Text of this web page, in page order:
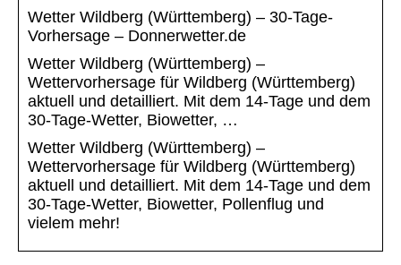
Wetter Wildberg (Württemberg) – 30-Tage-
Vorhersage – Donnerwetter.de
Wetter Wildberg (Württemberg) –
Wettervorhersage für Wildberg (Württemberg)
aktuell und detailliert. Mit dem 14-Tage und dem
30-Tage-Wetter, Biowetter, …
Wetter Wildberg (Württemberg) –
Wettervorhersage für Wildberg (Württemberg)
aktuell und detailliert. Mit dem 14-Tage und dem
30-Tage-Wetter, Biowetter, Pollenflug und
vielem mehr!